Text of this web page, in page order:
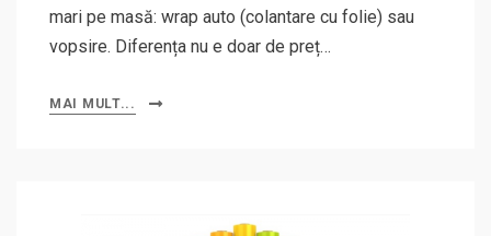
mari pe masă: wrap auto (colantare cu folie) sau
vopsire. Diferența nu e doar de preț…
MAI MULT...